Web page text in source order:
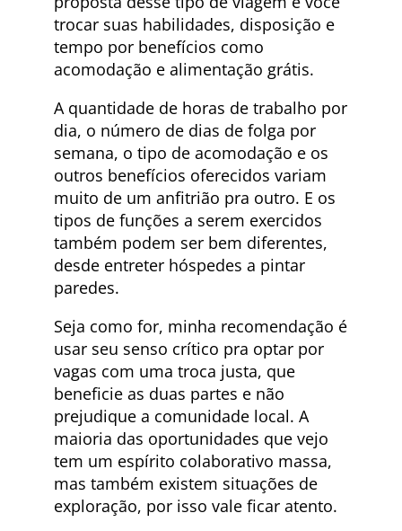
trocar suas habilidades, disposição e
tempo por benefícios como
acomodação e alimentação grátis.
A quantidade de horas de trabalho por
dia, o número de dias de folga por
semana, o tipo de acomodação e os
outros benefícios oferecidos variam
muito de um anfitrião pra outro. E os
tipos de funções a serem exercidos
também podem ser bem diferentes,
desde entreter hóspedes a pintar
paredes.
Seja como for, minha recomendação é
usar seu senso crítico pra optar por
vagas com uma troca justa, que
beneficie as duas partes e não
prejudique a comunidade local. A
maioria das oportunidades que vejo
tem um espírito colaborativo massa,
mas também existem situações de
exploração, por isso vale ficar atento.